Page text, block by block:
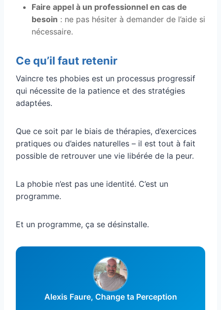
Faire appel à un professionnel en cas de
besoin : ne pas hésiter à demander de l’aide si
nécessaire.
Ce qu’il faut retenir
Vaincre tes phobies est un processus progressif
qui nécessite de la patience et des stratégies
adaptées.
Que ce soit par le biais de thérapies, d’exercices
pratiques ou d’aides naturelles – il est tout à fait
possible de retrouver une vie libérée de la peur.
La phobie n’est pas une identité. C’est un
programme.
Et un programme, ça se désinstalle.
Alexis Faure, Change ta Perception